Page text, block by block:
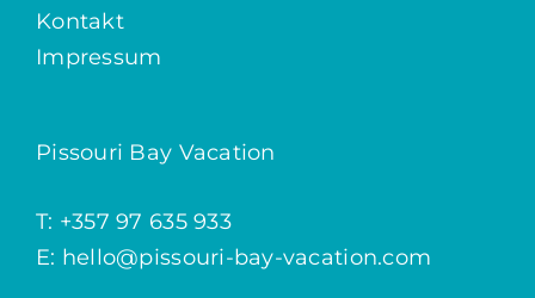
Kontakt
Impressum
Pissouri Bay Vacation
T: +357 97 635 933
E: hello@pissouri-bay-vacation.com